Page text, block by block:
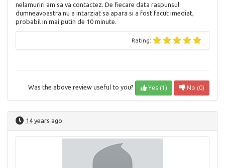
nelamuriri am sa va contactez. De fiecare data raspunsul
dumneavoastra nu a intarziat sa apara si a fost facut imediat,
probabil in mai putin de 10 minute.
Rating:
Was the above review useful to you? Yes (1) No (0)
14 years ago